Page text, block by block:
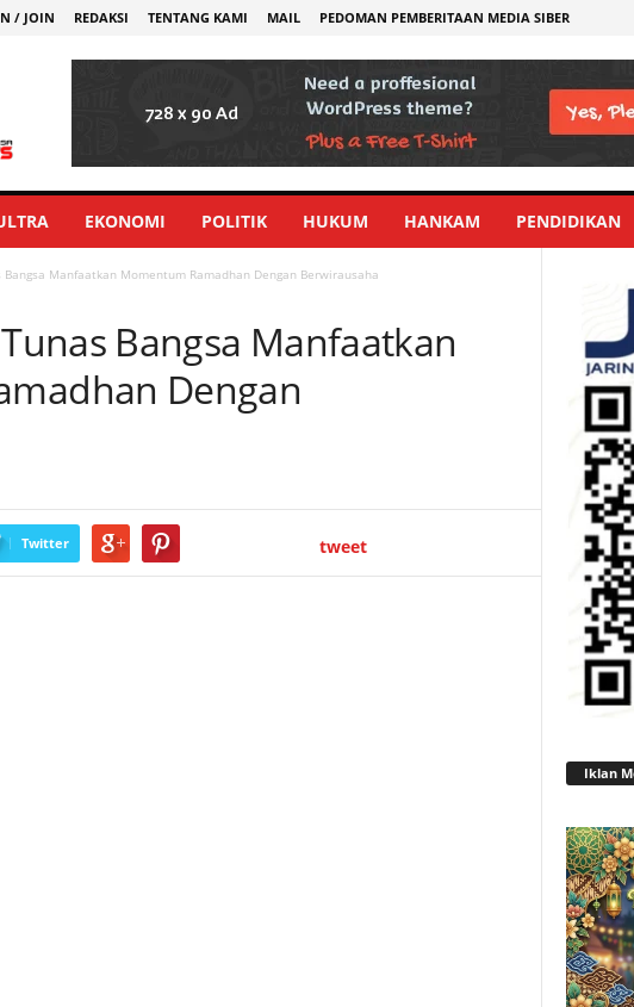
/ JOIN REDAKSI TENTANG KAMI MAIL PEDOMAN PEMBERITAAN MEDIA SIBER
EKONOMI POLITIK HUKUM HANKAM PENDIDIKAN
Bangsa Manfaatkan Momentum Ramadhan Dengan Berwirausaha
Bangsa Manfaatkan
Dengan
Twitter tweet
Iklan